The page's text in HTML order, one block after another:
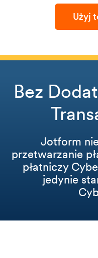
Użyj
Bez
Jotform
przetwarzanie
płatniczy
jedynie